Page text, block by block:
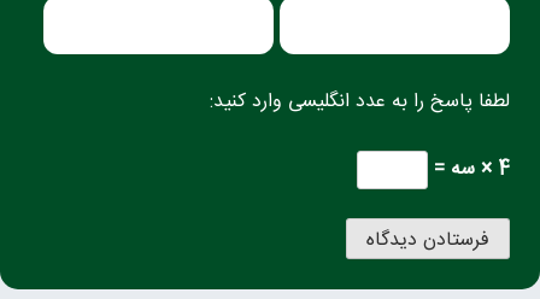
لطفا پاسخ را به عدد انگلیسی وارد کنید:
4 × سه =